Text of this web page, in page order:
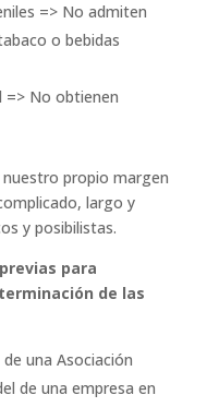
=> No admiten
o bebidas
=> No obtienen
propio margen
largo y
y posibilistas.
para
de las
una Asociación
de una empresa en